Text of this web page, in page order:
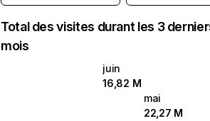
Total des visites durant les 3
mois
juin
16,82 M
mai
22,27 M